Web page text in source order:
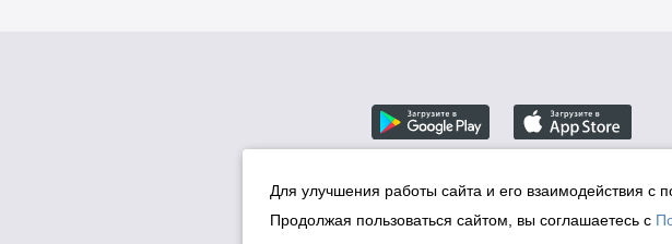
Для улучшения работы сайта и его взаимодействия с
Продолжая пользоваться сайтом, вы соглашаетесь с